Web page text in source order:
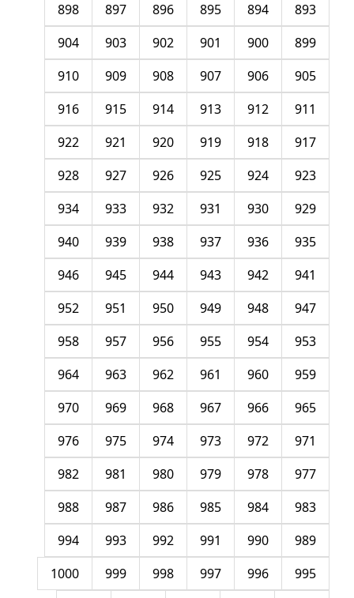
893
894
895
896
897
898
899
900
901
902
903
904
905
906
907
908
909
910
911
912
913
914
915
916
917
918
919
920
921
922
923
924
925
926
927
928
929
930
931
932
933
934
935
936
937
938
939
940
941
942
943
944
945
946
947
948
949
950
951
952
953
954
955
956
957
958
959
960
961
962
963
964
965
966
967
968
969
970
971
972
973
974
975
976
977
978
979
980
981
982
983
984
985
986
987
988
989
990
991
992
993
994
995
996
997
998
999
1000